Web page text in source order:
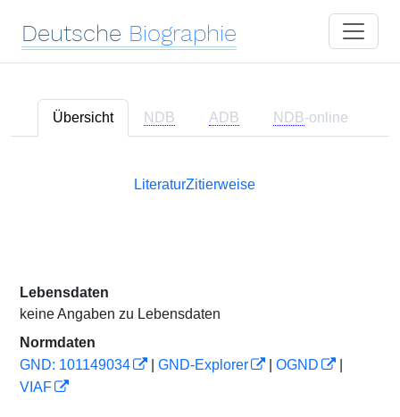
Deutsche Biographie
Übersicht NDB ADB NDB-online
LiteraturZitierweise
Lebensdaten
keine Angaben zu Lebensdaten
Normdaten
GND: 101149034
GND-Explorer OGND
VIAF